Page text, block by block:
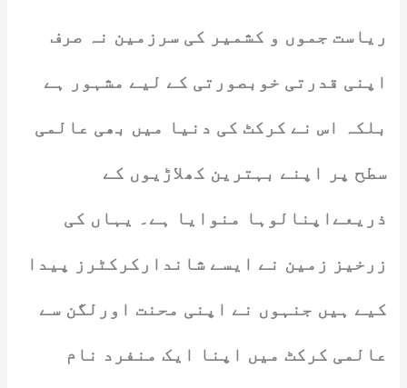
ریاست جموں و کشمیر کی سرزمین نہ صرف
اپنی قدرتی خوبصورتی کے لیے مشہور ہے
بلکہ اس نے کرکٹ کی دنیا میں بھی عالمی
سطح پر اپنے بہترین کھلاڑیوں کے
ذریعےاپنالوہا منوایا ہے۔ یہاں کی
زرخیز زمین نے ایسے شاندارکرکٹرز پیدا
کیے ہیں جنہوں نے اپنی محنت اورلگن سے
عالمی کرکٹ میں اپنا ایک منفرد نام